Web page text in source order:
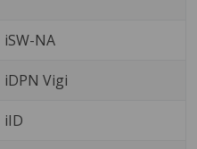
iSW-NA
iDPN Vigi
iID